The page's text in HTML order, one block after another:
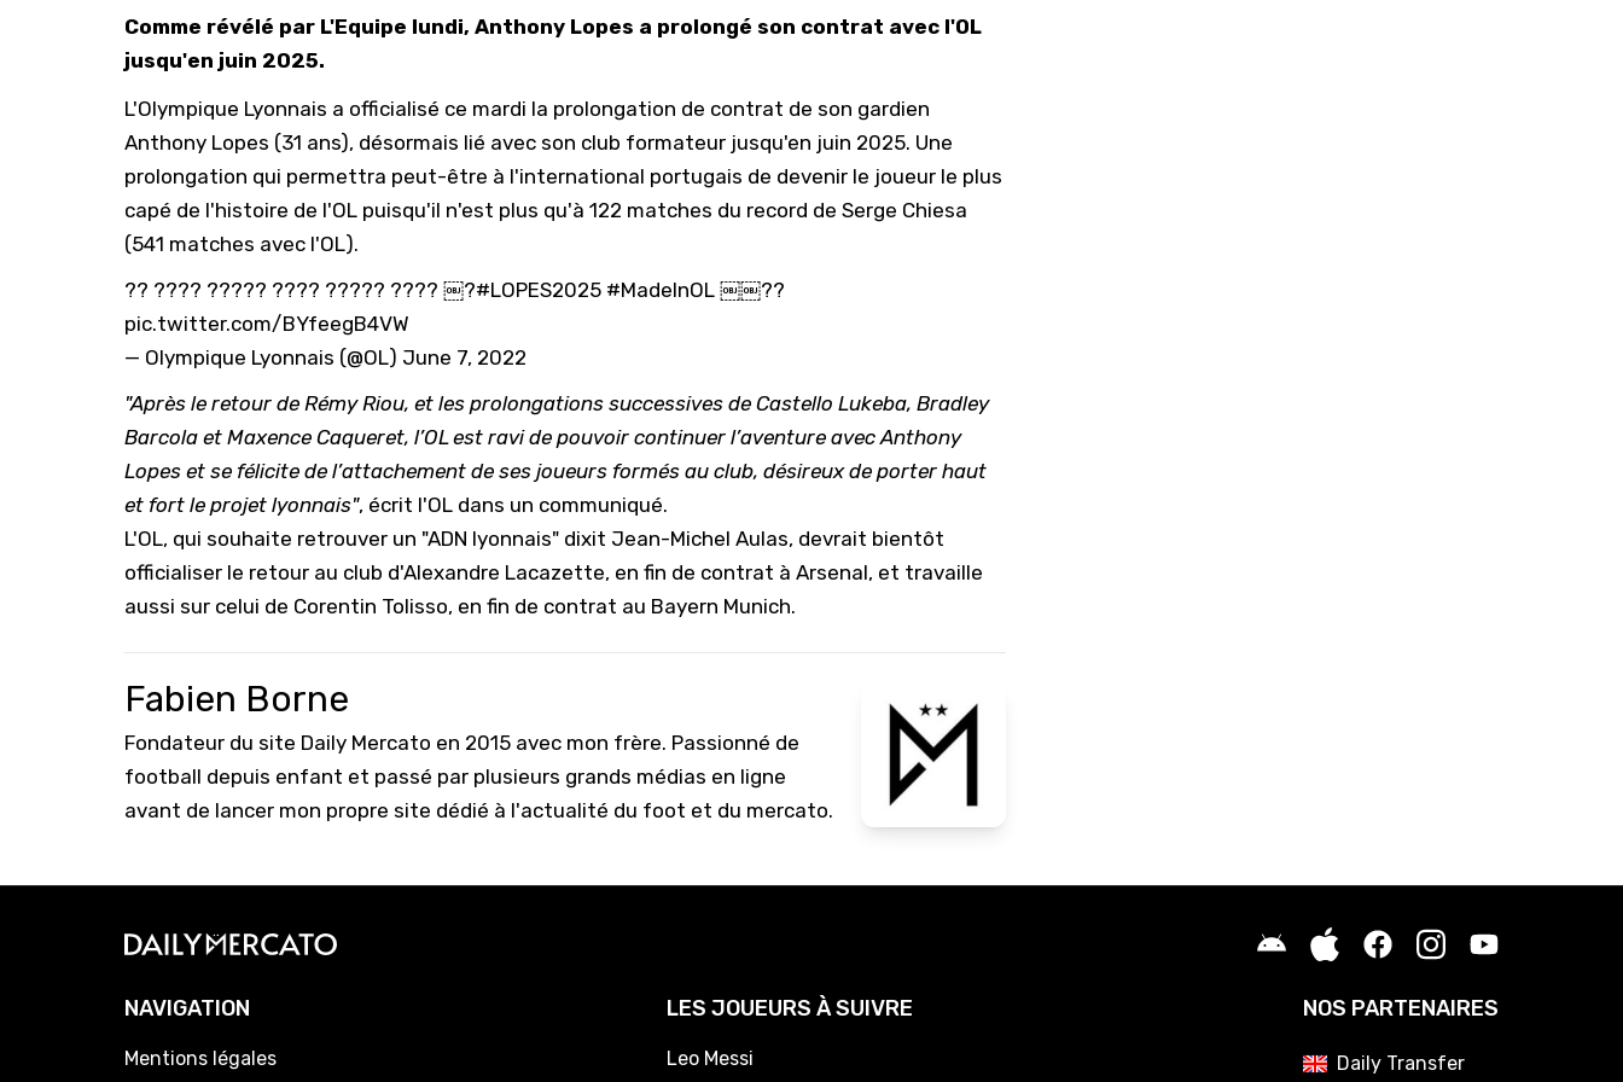
Comme révélé par L'Equipe lundi, Anthony Lopes a prolongé son contrat avec l'OL
jusqu'en juin 2025.
L'Olympique Lyonnais a officialisé ce mardi la prolongation de contrat de son gardien
Anthony Lopes (31 ans), désormais lié avec son club formateur jusqu'en juin 2025. Une
prolongation qui permettra peut-être à l'international portugais de devenir le joueur le plus
capé de l'histoire de l'OL puisqu'il n'est plus qu'à 122 matches du record de Serge Chiesa
(541 matches avec l'OL).
?? ???? ????? ???? ????? ???? ￼?#LOPES2025 #MadeInOL ￼￼??
pic.twitter.com/BYfeegB4VW
— Olympique Lyonnais (@OL) June 7, 2022
"Après le retour de Rémy Riou, et les prolongations successives de Castello Lukeba, Bradley
Barcola et Maxence Caqueret, l’OL est ravi de pouvoir continuer l’aventure avec Anthony
Lopes et se félicite de l’attachement de ses joueurs formés au club, désireux de porter haut
et fort le projet lyonnais", écrit l'OL dans un communiqué.
L'OL, qui souhaite retrouver un "ADN lyonnais" dixit Jean-Michel Aulas, devrait bientôt
officialiser le retour au club d'Alexandre Lacazette, en fin de contrat à Arsenal, et travaille
aussi sur celui de Corentin Tolisso, en fin de contrat au Bayern Munich.
Fabien Borne
Fondateur du site Daily Mercato en 2015 avec mon frère. Passionné de
football depuis enfant et passé par plusieurs grands médias en ligne
avant de lancer mon propre site dédié à l'actualité du foot et du mercato.
NAVIGATION
Mentions légales
LES JOUEURS À SUIVRE
Leo Messi
NOS PARTENAIRES
Daily Transfer